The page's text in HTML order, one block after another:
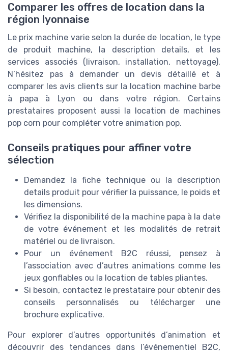
Comparer les offres de location dans la
région lyonnaise
Le prix machine varie selon la durée de location, le type
de produit machine, la description details, et les
services associés (livraison, installation, nettoyage).
N’hésitez pas à demander un devis détaillé et à
comparer les avis clients sur la location machine barbe
à papa à Lyon ou dans votre région. Certains
prestataires proposent aussi la location de machines
pop corn pour compléter votre animation pop.
Conseils pratiques pour affiner votre
sélection
Demandez la fiche technique ou la description
details produit pour vérifier la puissance, le poids et
les dimensions.
Vérifiez la disponibilité de la machine papa à la date
de votre événement et les modalités de retrait
matériel ou de livraison.
Pour un événement B2C réussi, pensez à
l’association avec d’autres animations comme les
jeux gonflables ou la location de tables pliantes.
Si besoin, contactez le prestataire pour obtenir des
conseils personnalisés ou télécharger une
brochure explicative.
Pour explorer d’autres opportunités d’animation et
découvrir des tendances dans l’événementiel B2C,